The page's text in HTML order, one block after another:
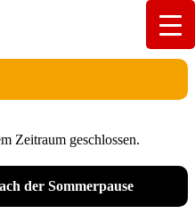
Zeitraum geschlossen.
der Sommerpause